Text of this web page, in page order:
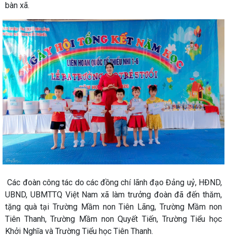
bàn xã.
Các đoàn công tác do các đồng chí lãnh đạo Đảng uỷ, HĐND,
UBND, UBMTTQ Việt Nam xã làm trưởng đoàn đã đến thăm,
tặng quà tại Trường Mầm non Tiên Lãng, Trường Mầm non
Tiên Thanh, Trường Mầm non Quyết Tiến, Trường Tiểu học
Khởi Nghĩa và Trường Tiểu học Tiên Thanh.